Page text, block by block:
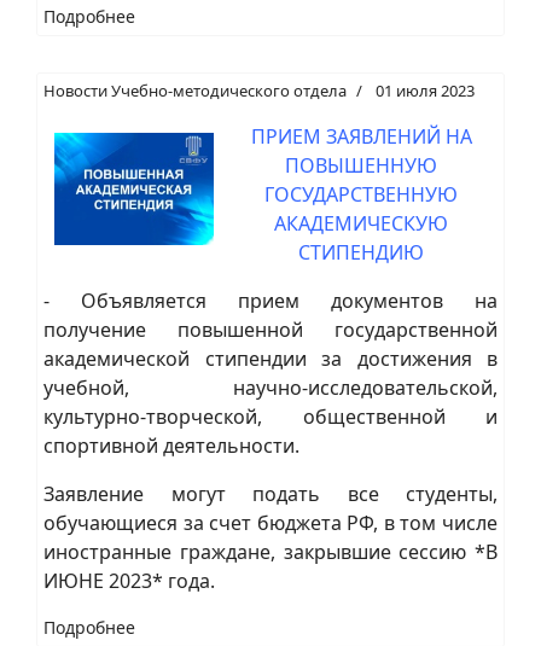
Подробнее
Новости Учебно-методического отдела 01 июля 2023
ПРИЕМ ЗАЯВЛЕНИЙ НА
ПОВЫШЕННУЮ
ГОСУДАРСТВЕННУЮ
АКАДЕМИЧЕСКУЮ
СТИПЕНДИЮ
- Объявляется прием документов на
получение повышенной государственной
академической стипендии за достижения в
учебной, научно-исследовательской,
культурно-творческой, общественной и
спортивной деятельности.
Заявление могут подать все студенты,
обучающиеся за счет бюджета РФ, в том числе
иностранные граждане, закрывшие сессию *В
ИЮНЕ 2023* года.
Подробнее